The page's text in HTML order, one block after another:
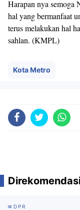
Harapan nya semoga
hal yang bermanfaat
terus melakukan hal
sahlan. (KMPL)
Kota Metro
DPR